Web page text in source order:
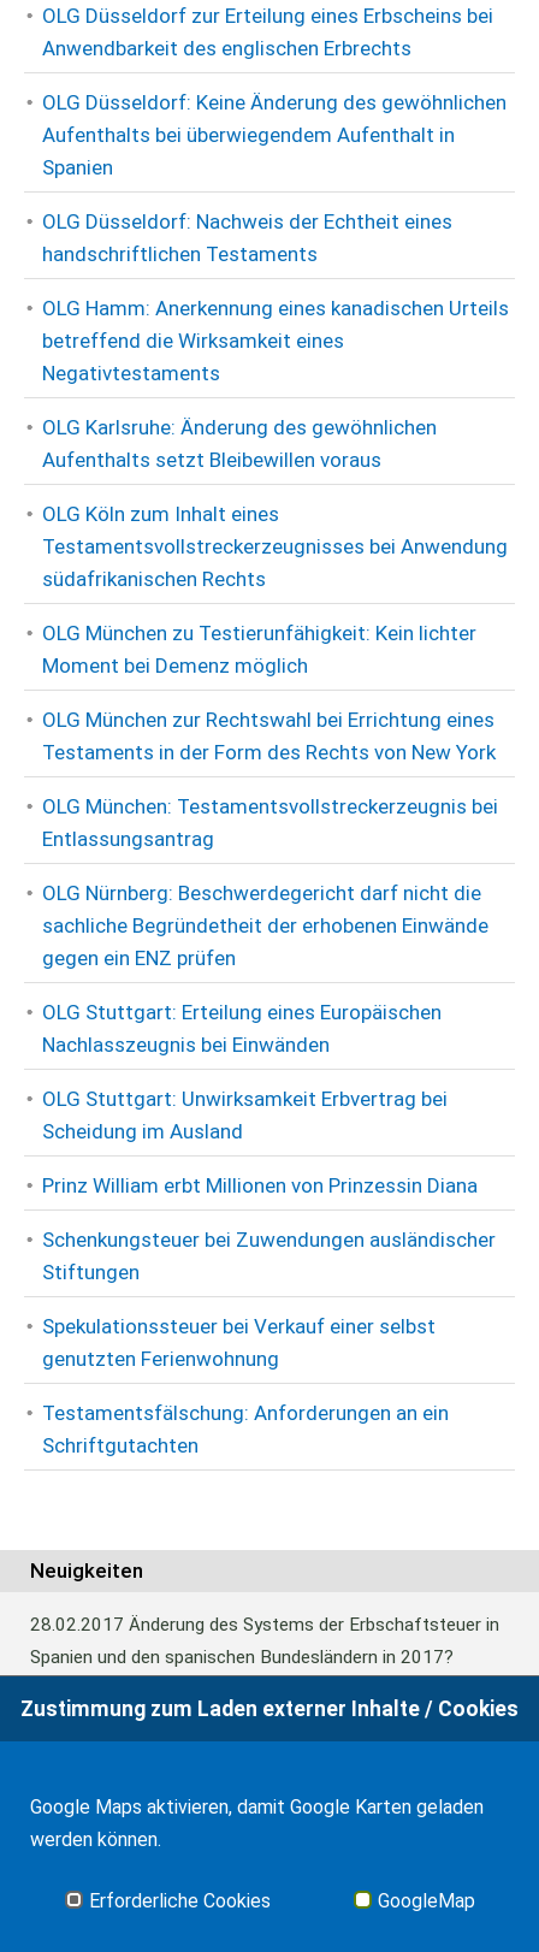
OLG Düsseldorf zur Erteilung eines Erbscheins bei
Anwendbarkeit des englischen Erbrechts
OLG Düsseldorf: Keine Änderung des gewöhnlichen
Aufenthalts bei überwiegendem Aufenthalt in
Spanien
OLG Düsseldorf: Nachweis der Echtheit eines
handschriftlichen Testaments
OLG Hamm: Anerkennung eines kanadischen Urteils
betreffend die Wirksamkeit eines
Negativtestaments
OLG Karlsruhe: Änderung des gewöhnlichen
Aufenthalts setzt Bleibewillen voraus
OLG Köln zum Inhalt eines
Testamentsvollstreckerzeugnisses bei Anwendung
südafrikanischen Rechts
OLG München zu Testierunfähigkeit: Kein lichter
Moment bei Demenz möglich
OLG München zur Rechtswahl bei Errichtung eines
Testaments in der Form des Rechts von New York
OLG München: Testamentsvollstreckerzeugnis bei
Entlassungsantrag
OLG Nürnberg: Beschwerdegericht darf nicht die
sachliche Begründetheit der erhobenen Einwände
gegen ein ENZ prüfen
OLG Stuttgart: Erteilung eines Europäischen
Nachlasszeugnis bei Einwänden
OLG Stuttgart: Unwirksamkeit Erbvertrag bei
Scheidung im Ausland
Prinz William erbt Millionen von Prinzessin Diana
Schenkungsteuer bei Zuwendungen ausländischer
Stiftungen
Spekulationssteuer bei Verkauf einer selbst
genutzten Ferienwohnung
Testamentsfälschung: Anforderungen an ein
Schriftgutachten
Neuigkeiten
28.02.2017 Änderung des Systems der Erbschaftsteuer in
Spanien und den spanischen Bundesländern in 2017?
24.06.2016Europäisches Güterrecht verabschiedet
01.01.2016
Erbschaftsteuer und Schenkungssteuer der
Zustimmung zum Laden externer Inhalte / Cookies
Google Maps aktivieren, damit Google Karten geladen
werden können.
Erforderliche Cookies GoogleMap